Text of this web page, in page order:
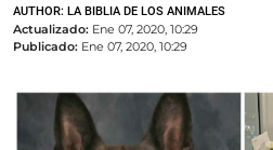
AUTHOR: LA BIBLIA DE LOS ANIMALES
Actualizado: Ene 07, 2020, 10:29
Publicado: Ene 07, 2020, 10:29